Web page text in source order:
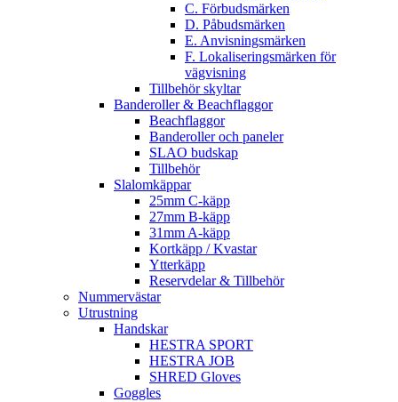
C. Förbudsmärken
D. Påbudsmärken
E. Anvisningsmärken
F. Lokaliseringsmärken för
vägvisning
Tillbehör skyltar
Banderoller & Beachflaggor
Beachflaggor
Banderoller och paneler
SLAO budskap
Tillbehör
Slalomkäppar
25mm C-käpp
27mm B-käpp
31mm A-käpp
Kortkäpp / Kvastar
Ytterkäpp
Reservdelar & Tillbehör
Nummervästar
Utrustning
Handskar
HESTRA SPORT
HESTRA JOB
SHRED Gloves
Goggles